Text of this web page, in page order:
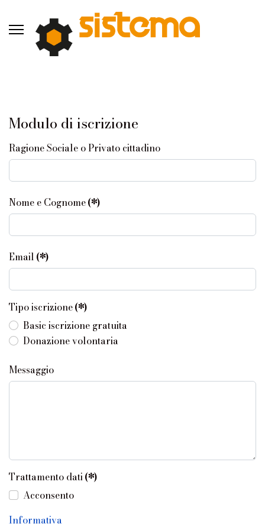
Modulo di iscrizione
Ragione Sociale o Privato cittadino
Nome e Cognome(*)
Email (*)
Tipo iscrizione(*)
Basic iscrizione gratuita
Donazione volontaria
Messaggio
Trattamento dati(*)
Acconsento
Informativa